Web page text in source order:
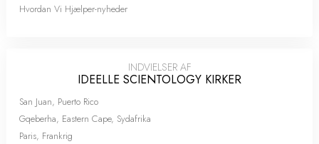
Hvordan Vi Hjælper-nyheder
INDVIELSER AF
IDEELLE SCIENTOLOGY KIRKER
San Juan, Puerto Rico
Gqeberha, Eastern Cape, Sydafrika
Paris, Frankrig